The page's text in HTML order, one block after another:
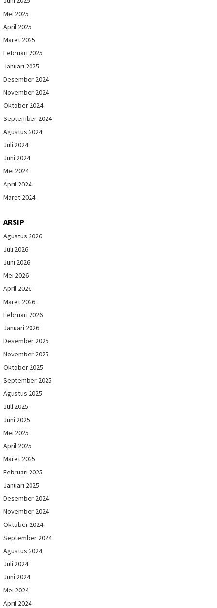
Mei 2025
April 2025
Maret 2025
Februari 2025
Januari 2025
Desember 2024
November 2024
Oktober 2024
September 2024
Agustus 2024
Juli 2024
Juni 2024
Mei 2024
April 2024
Maret 2024
ARSIP
Agustus 2026
Juli 2026
Juni 2026
Mei 2026
April 2026
Maret 2026
Februari 2026
Januari 2026
Desember 2025
November 2025
Oktober 2025
September 2025
Agustus 2025
Juli 2025
Juni 2025
Mei 2025
April 2025
Maret 2025
Februari 2025
Januari 2025
Desember 2024
November 2024
Oktober 2024
September 2024
Agustus 2024
Juli 2024
Juni 2024
Mei 2024
April 2024